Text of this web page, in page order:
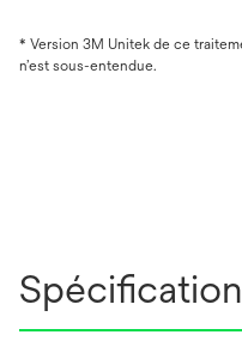
* Version 3M Unitek de ce
n’est sous-entendue.